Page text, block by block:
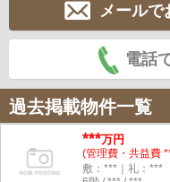
メールで
電話
過去掲載物件一覧
***万円
(管理費・共益費
敷：***｜礼：***